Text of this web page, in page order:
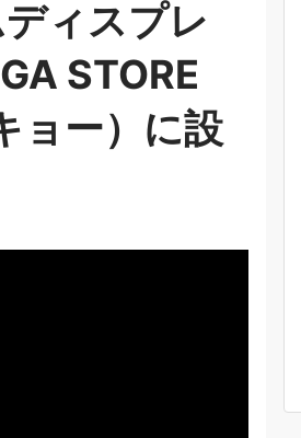
ィスプレ
STORE
ョー）に設